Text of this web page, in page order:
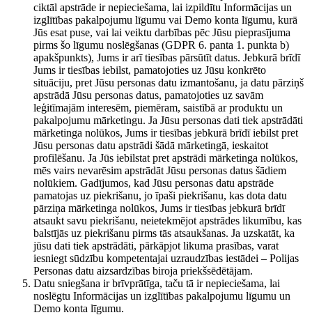
ciktāl apstrāde ir nepieciešama, lai izpildītu Informācijas un
izglītības pakalpojumu līgumu vai Demo konta līgumu, kurā
Jūs esat puse, vai lai veiktu darbības pēc Jūsu pieprasījuma
pirms šo līgumu noslēgšanas (GDPR 6. panta 1. punkta b)
apakšpunkts), Jums ir arī tiesības pārsūtīt datus. Jebkurā brīdī
Jums ir tiesības iebilst, pamatojoties uz Jūsu konkrēto
situāciju, pret Jūsu personas datu izmantošanu, ja datu pārziņš
apstrādā Jūsu personas datus, pamatojoties uz savām
leģitīmajām interesēm, piemēram, saistībā ar produktu un
pakalpojumu mārketingu. Ja Jūsu personas dati tiek apstrādāti
mārketinga nolūkos, Jums ir tiesības jebkurā brīdī iebilst pret
Jūsu personas datu apstrādi šādā mārketingā, ieskaitot
profilēšanu. Ja Jūs iebilstat pret apstrādi mārketinga nolūkos,
mēs vairs nevarēsim apstrādāt Jūsu personas datus šādiem
nolūkiem. Gadījumos, kad Jūsu personas datu apstrāde
pamatojas uz piekrišanu, jo īpaši piekrišanu, kas dota datu
pārziņa mārketinga nolūkos, Jums ir tiesības jebkurā brīdī
atsaukt savu piekrišanu, neietekmējot apstrādes likumību, kas
balstījās uz piekrišanu pirms tās atsaukšanas. Ja uzskatāt, ka
jūsu dati tiek apstrādāti, pārkāpjot likuma prasības, varat
iesniegt sūdzību kompetentajai uzraudzības iestādei – Polijas
Personas datu aizsardzības biroja priekšsēdētājam.
Datu sniegšana ir brīvprātīga, taču tā ir nepieciešama, lai
noslēgtu Informācijas un izglītības pakalpojumu līgumu un
Demo konta līgumu.